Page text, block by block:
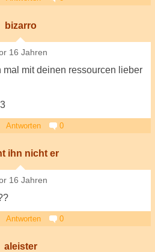
bizarro
16 Jahren
mal mit deinen ressourcen lieber
Antworten 0
ihn nicht er
16 Jahren
Antworten 0
aleister